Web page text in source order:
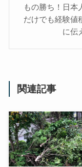
もの勝ち！日本
だけでも経験値
に伝
関連記事